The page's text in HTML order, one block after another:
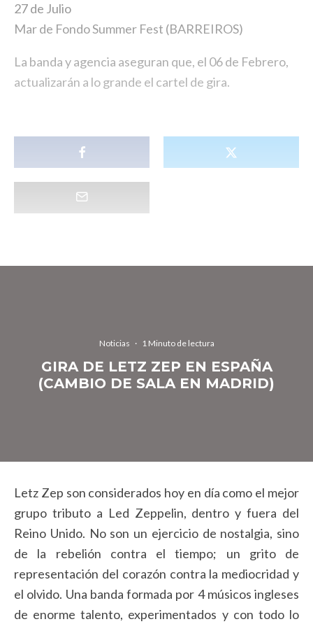
27 de Julio
Mar de Fondo Summer Fest (BARREIROS)
La banda y agencia aseguran que, el 06 de Febrero,
actualizarán a lo grande el cartel de gira.
Noticias · 1 Minuto de lectura
GIRA DE LETZ ZEP EN ESPAÑA
(CAMBIO DE SALA EN MADRID)
Letz Zep son considerados hoy en día como el mejor
grupo tributo a Led Zeppelin, dentro y fuera del
Reino Unido. No son un ejercicio de nostalgia, sino
de la rebelión contra el tiempo; un grito de
representación del corazón contra la mediocridad y
el olvido. Una banda formada por 4 músicos ingleses
de enorme talento, experimentados y con todo lo